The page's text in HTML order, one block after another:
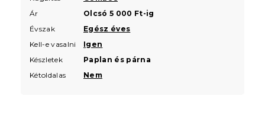
Ár
Olcsó 5 000 Ft-ig
Évszak
Egész éves
Kell-e vasalni
Igen
Készletek
Paplan és párna
Kétoldalas
Nem